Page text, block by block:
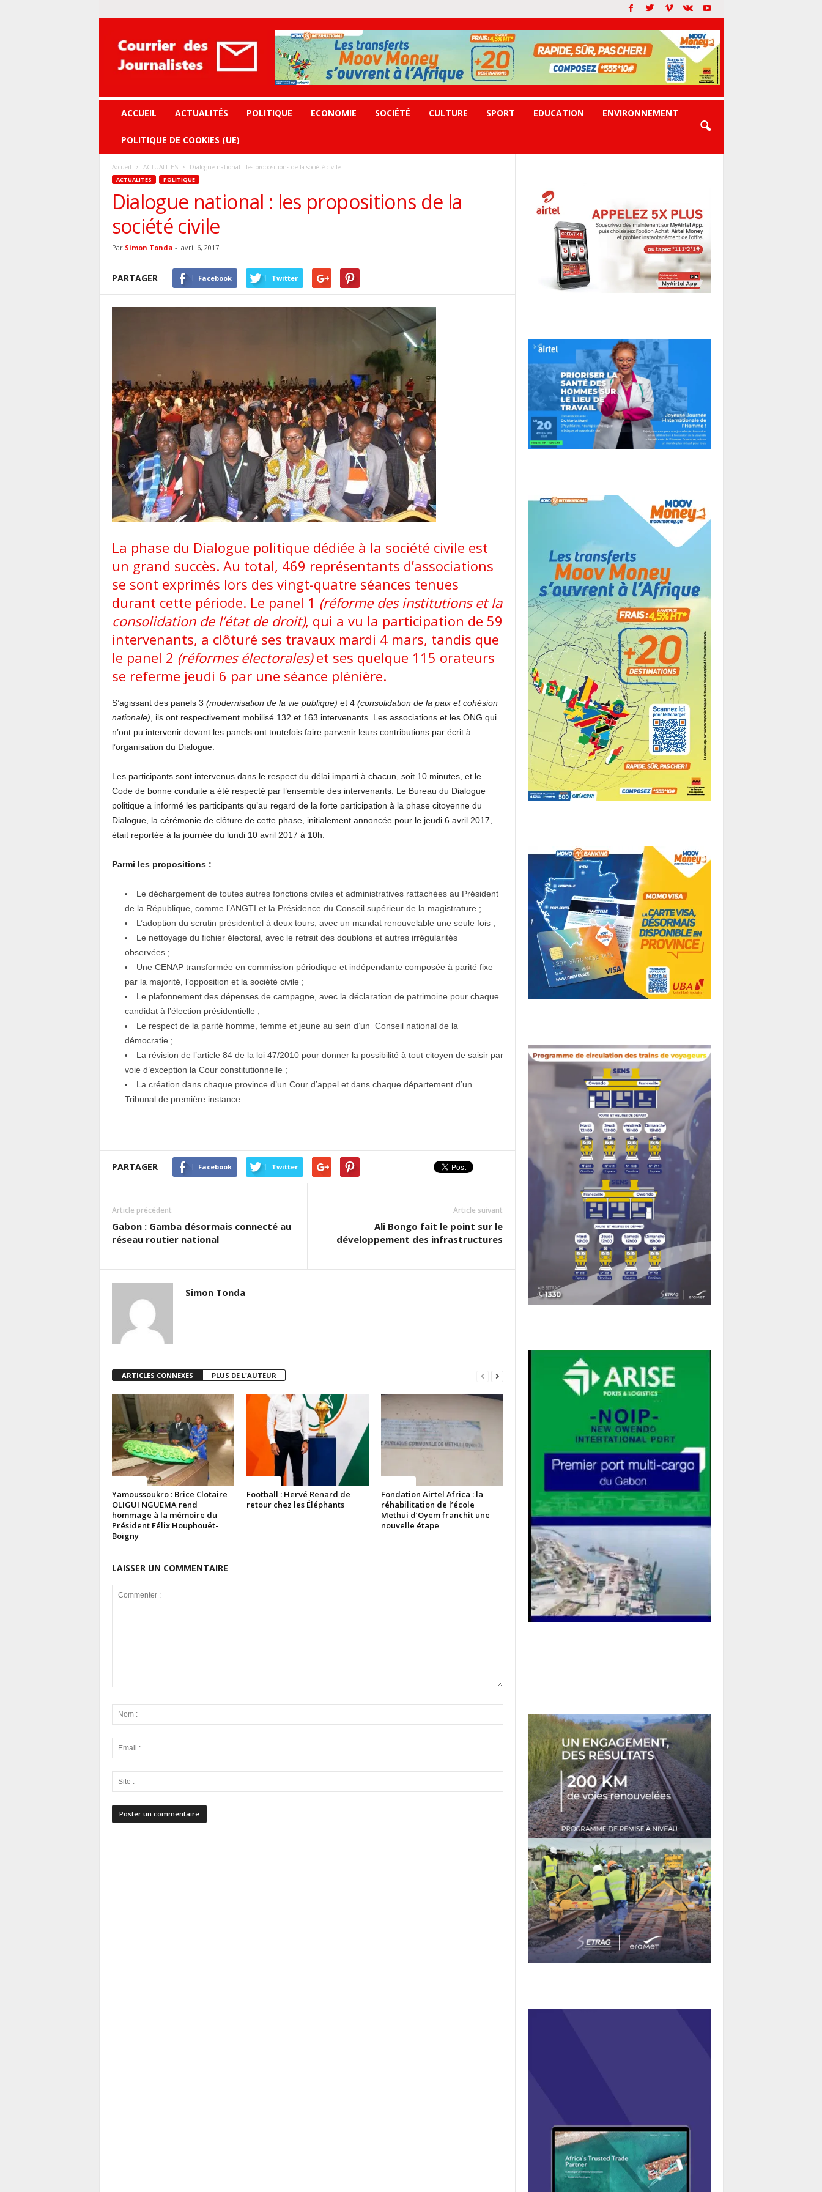
journalistes
ACCUEIL ACTUALITÉS POLITIQUE ECONOMIE SOCIÉTÉ CULTURE SPORT EDUCATION ENVIRONNEMENT
POLITIQUE DE COOKIES (UE)
Accueil ACTUALITES Dialogue national : les propositions de la société civile
ACTUALITES POLITIQUE
Dialogue national : les propositions de la
société civile
Par Simon Tonda - avril 6, 2017
PARTAGER Facebook Twitter
La phase du Dialogue politique dédiée à la société civile est
un grand succès. Au total, 469 représentants d’associations
se sont exprimés lors des vingt-quatre séances tenues
durant cette période. Le panel 1 (réforme des institutions et la
consolidation de l’état de droit), qui a vu la participation de 59
intervenants, a clôturé ses travaux mardi 4 mars, tandis que
le panel 2 (réformes électorales)et ses quelque 115 orateurs
se referme jeudi 6 par une séance plénière.
S’agissant des panels 3 (modernisation de la vie publique) et 4 (consolidation de la paix et cohésion
nationale) , ils ont respectivement mobilisé 132 et 163 intervenants. Les associations et les ONG qui
n’ont pu intervenir devant les panels ont toutefois faire parvenir leurs contributions par écrit à
l’organisation du Dialogue.
Les participants sont intervenus dans le respect du délai imparti à chacun, soit 10 minutes, et le
Code de bonne conduite a été respecté par l’ensemble des intervenants. Le Bureau du Dialogue
politique a informé les participants qu’au regard de la forte participation à la phase citoyenne du
Dialogue, la cérémonie de clôture de cette phase, initialement annoncée pour le jeudi 6 avril 2017,
était reportée à la journée du lundi 10 avril 2017 à 10h.
Parmi les propositions :
Le déchargement de toutes autres fonctions civiles et administratives rattachées au Président
de la République, comme l’ANGTI et la Présidence du Conseil supérieur de la magistrature ;
L’adoption du scrutin présidentiel à deux tours, avec un mandat renouvelable une seule fois ;
Le nettoyage du fichier électoral, avec le retrait des doublons et autres irrégularités
observées ;
Une CENAP transformée en commission périodique et indépendante composée à parité fixe
par la majorité, l’opposition et la société civile ;
Le plafonnement des dépenses de campagne, avec la déclaration de patrimoine pour chaque
candidat à l’élection présidentielle ;
Le respect de la parité homme, femme et jeune au sein d’un Conseil national de la
démocratie ;
La révision de l’article 84 de la loi 47/2010 pour donner la possibilité à tout citoyen de saisir par
voie d’exception la Cour constitutionnelle ;
La création dans chaque province d’un Cour d’appel et dans chaque département d’un
Tribunal de première instance.
PARTAGER Facebook Twitter
Article précédent
Gabon : Gamba désormais connecté au
réseau routier national
Article suivant
Ali Bongo fait le point sur le
développement des infrastructures
Simon Tonda
ARTICLES CONNEXES PLUS DE L'AUTEUR
Yamoussoukro : Brice Clotaire
OLIGUI NGUEMA rend
hommage à la mémoire du
Président Félix Houphouët-
Boigny
Football : Hervé Renard de
retour chez les Éléphants
Fondation Airtel Africa : la
réhabilitation de l’école
Methui d’Oyem franchit une
nouvelle étape
LAISSER UN COMMENTAIRE